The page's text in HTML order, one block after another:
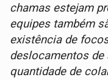
chamas estejam
equipes também
existência de
deslocamentos
quantidade de